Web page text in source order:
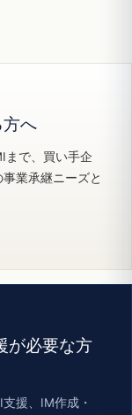
へ
まで、買い手企
業承継ニーズと
が必要な方
援、IM作成・